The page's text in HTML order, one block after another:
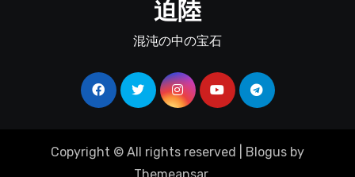
迫陸
混沌の中の宝石
Copyright © All rights reserved Blogus by